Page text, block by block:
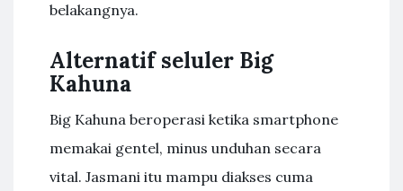
belakangnya.
Alternatif seluler Big
Kahuna
Big Kahuna beroperasi ketika smartphone
memakai gentel, minus unduhan secara
vital. Jasmani itu mampu diakses cuma